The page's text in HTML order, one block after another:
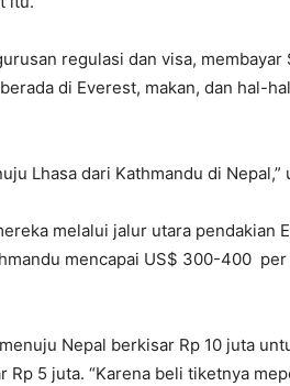
regulasi dan visa, membayar
di Everest, makan, dan hal-
Lhasa dari Kathmandu di Nepal,”
melalui jalur utara pendakian
mencapai US$ 300-400
Nepal berkisar Rp 10 juta
Rp 5 juta. “Karena beli tiketnya